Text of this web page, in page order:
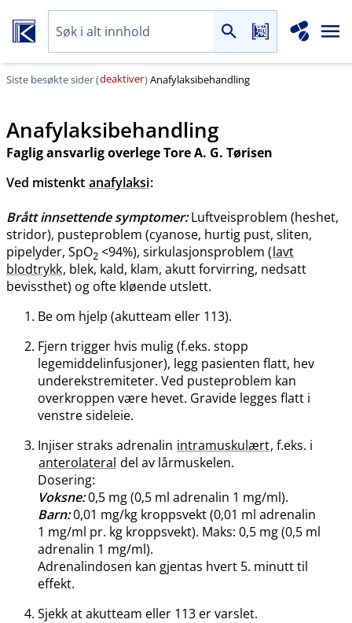
Siste besøkte sider (deaktiver)Anafylaksibehandling
Anafylaksibehandling
Faglig ansvarlig overlege Tore A. G. Tørisen
Ved mistenkt anafylaksi:
Brått innsettende symptomer:Luftveisproblem (heshet,
stridor), pusteproblem (cyanose, hurtig pust, sliten,
pipelyder, SpO2 <94%), sirkulasjonsproblem (lavt
blodtrykk, blek, kald, klam, akutt forvirring, nedsatt
bevissthet) og ofte kløende utslett.
Be om hjelp (akutteam eller 113).
Fjern trigger hvis mulig (f.eks. stopp
legemiddelinfusjoner), legg pasienten flatt, hev
underekstremiteter. Ved pusteproblem kan
overkroppen være hevet. Gravide legges flatt i
venstre sideleie.
Injiser straks adrenalin intramuskulært, f.eks. i
anterolateral del av lårmuskelen.
Dosering:
Voksne:0,5 mg (0,5 ml adrenalin 1 mg​/​ml).
Barn:0,01 mg/kg kroppsvekt (0,01 ml adrenalin
1 mg/ml pr. kg kroppsvekt). Maks: 0,5 mg (0,5 ml
adrenalin 1 mg​/​ml).
Adrenalindosen kan gjentas hvert 5. minutt til
effekt.
Sjekk at akutteam eller 113 er varslet.